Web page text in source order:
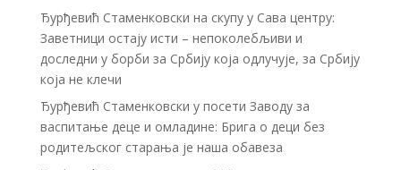
Ђурђевић Стаменковски на скупу у Сава центру:
Заветници остају исти – непоколебљиви и
доследни у борби за Србију која одлучује, за Србију
која не клечи
Ђурђевић Стаменковски у посети Заводу за
васпитање деце и омладине: Брига о деци без
родитељског старања је наша обавеза